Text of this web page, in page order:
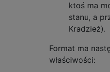
ktoś ma
stanu, a
Kradzież).
Format ma
właściwości: